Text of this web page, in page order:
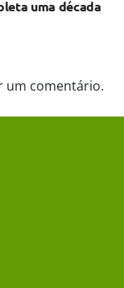
uma década
um comentário.